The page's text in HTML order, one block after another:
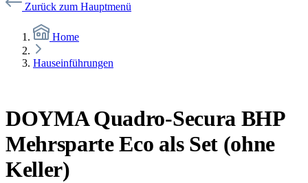
Zurück zum Hauptmenü
Home
Hauseinführungen
DOYMA Quadro-Secura BHP
Mehrsparte Eco als Set (ohne
Keller)